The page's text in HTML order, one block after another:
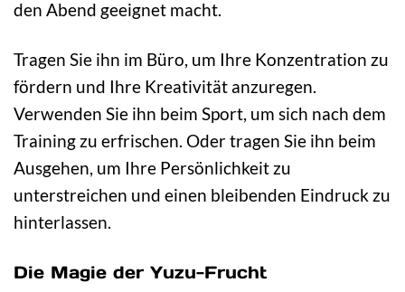
den Abend geeignet macht.
Tragen Sie ihn im Büro, um Ihre Konzentration zu
fördern und Ihre Kreativität anzuregen.
Verwenden Sie ihn beim Sport, um sich nach dem
Training zu erfrischen. Oder tragen Sie ihn beim
Ausgehen, um Ihre Persönlichkeit zu
unterstreichen und einen bleibenden Eindruck zu
hinterlassen.
Die Magie der Yuzu-Frucht